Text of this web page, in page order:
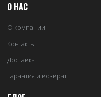
О НАС
О компании
Контакты
Доставка
Гарантия и возврат